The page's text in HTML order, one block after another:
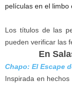
películas en el limbo
Los títulos de las
pueden verificar las
En
Chapo: El Escape
Inspirada en